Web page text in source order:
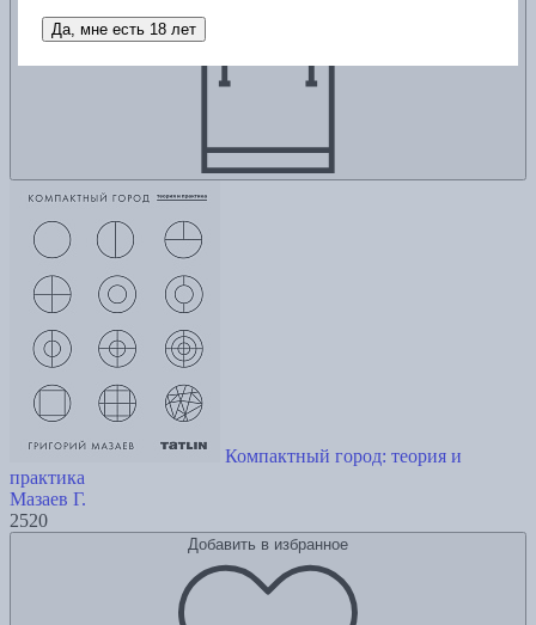
Компактный город: теория и
практика
Мазаев Г.
2520
Добавить в избранное
Да, мне есть 18 лет